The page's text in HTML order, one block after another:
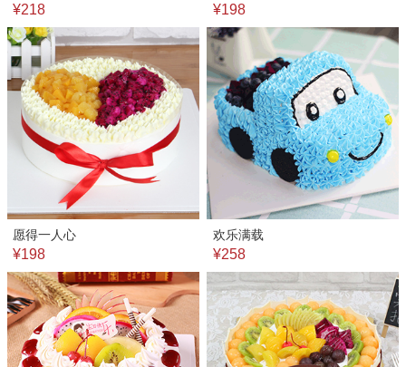
¥218 ¥198
愿得一人心
¥198
欢乐满载
¥258